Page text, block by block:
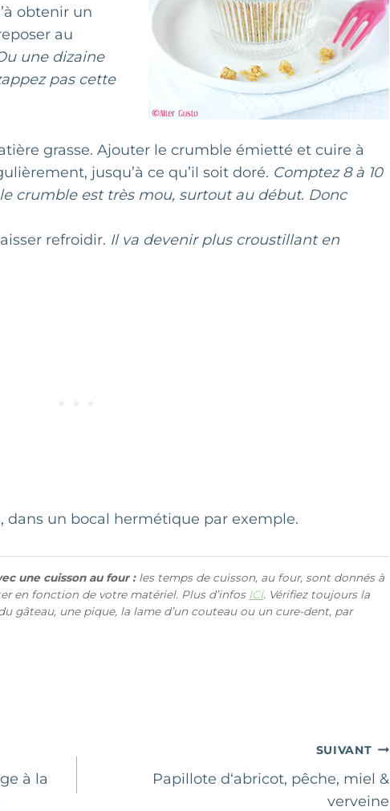
obtenir un
au
une dizaine
pas cette
grasse. Ajouter le crumble émietté et cuire à
jusqu’à ce qu’il soit doré. Comptez 8 à 10
crumble est très mou, surtout au début. Donc
refroidir. Il va devenir plus croustillant en
dans un bocal hermétique par exemple.
une cuisson au four :les temps de cuisson, au four, sont donnés à
en fonction de votre matériel. Plus d’infos ICI. Vérifiez toujours la
gâteau, une pique, la lame d’un couteau ou un cure-dent, par
à la
SUIVANT
Papillote d‘abricot, pêche, miel &
verveine